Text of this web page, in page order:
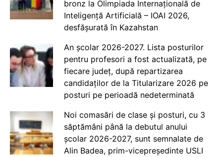
bronz la Olimpiada Internațională de
Inteligență Artificială – IOAI 2026,
desfășurată în Kazahstan
An școlar 2026-2027. Lista posturilor
pentru profesori a fost actualizată, pe
fiecare județ, după repartizarea
candidaților de la Titularizare 2026 pe
posturi pe perioadă nedeterminată
Noi comasări de clase și posturi, cu 3
săptămâni până la debutul anului
școlar 2026-2027, sunt semnalate de
Alin Badea, prim-vicepreședinte USLI